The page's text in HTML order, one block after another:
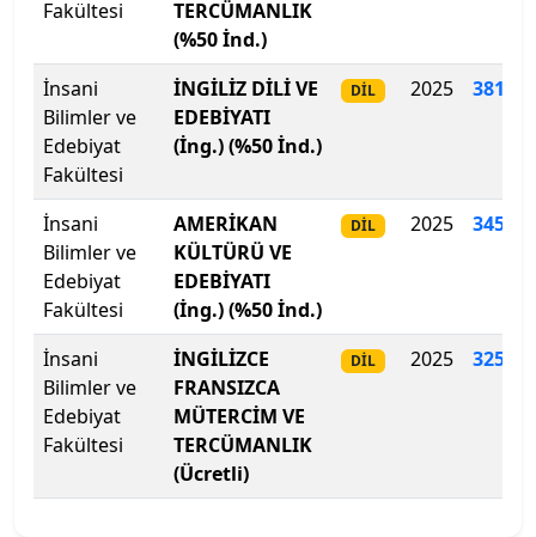
Kütahya Dumlupınar Üniversitesi
Kütahya Sağlık Bilimleri Üniversitesi
Lefke Avrupa Üniversitesi
Lokman Hekim Üniversitesi
Malatya Turgut Özal Üniversitesi
Maltepe Üniversitesi
Manisa Celâl Bayar Üniversitesi
Mardin Artuklu Üniversitesi
Marmara Üniversitesi
Fakültesi
TERCÜMANLIK
(%50 İnd.)
İnsani
Bilimler ve
Edebiyat
Fakültesi
İNGİLİZ DİLİ VE
EDEBİYATI
(İng.) (%50 İnd.)
DİL 2025 381
İnsani
Bilimler ve
Edebiyat
Fakültesi
AMERİKAN
KÜLTÜRÜ VE
EDEBİYATI
(İng.) (%50 İnd.)
DİL 2025
İnsani
Bilimler ve
Edebiyat
Fakültesi
İNGİLİZCE
FRANSIZCA
MÜTERCİM VE
TERCÜMANLIK
(Ücretli)
DİL 2025 325